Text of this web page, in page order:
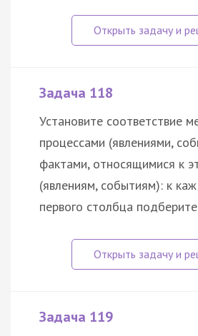
Задача 118
Установите соответствие
процессами (явлениями,
фактами, относящимися к
(явлениям, событиям): к
первого столбца
Задача 119